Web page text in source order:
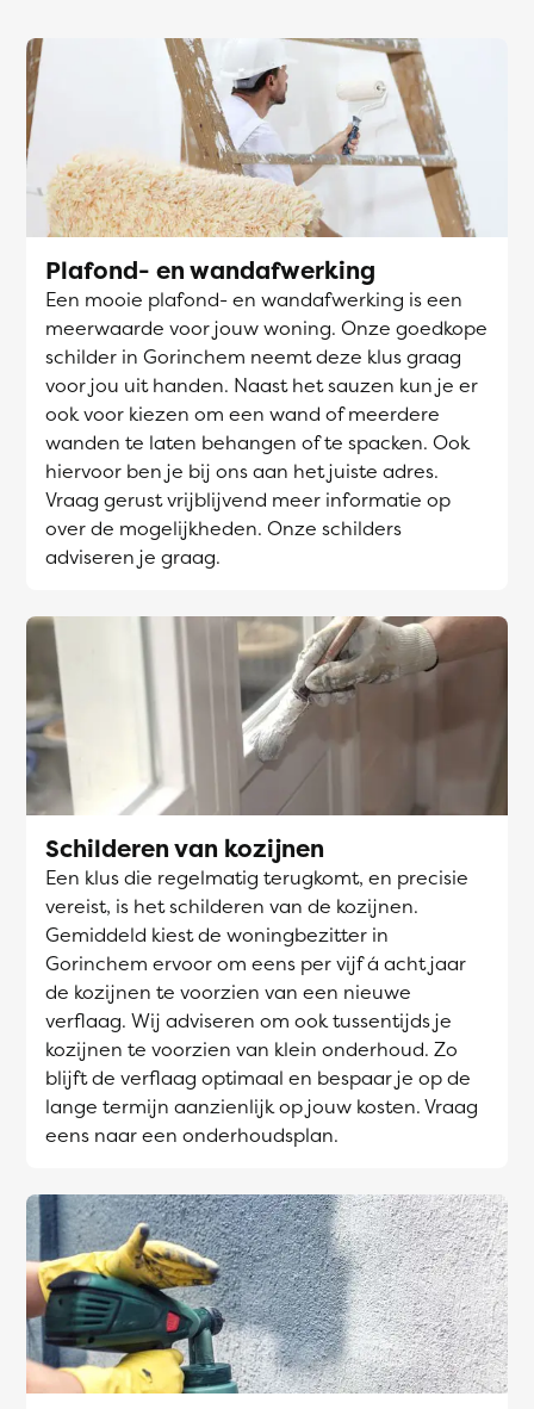
Plafond- en wandafwerking
Een mooie plafond- en wandafwerking is een
meerwaarde voor jouw woning. Onze goedkope
schilder in Gorinchem neemt deze klus graag
voor jou uit handen. Naast het sauzen kun je er
ook voor kiezen om een wand of meerdere
wanden te laten behangen of te spacken. Ook
hiervoor ben je bij ons aan het juiste adres.
Vraag gerust vrijblijvend meer informatie op
over de mogelijkheden. Onze schilders
adviseren je graag.
Schilderen van kozijnen
Een klus die regelmatig terugkomt, en precisie
vereist, is het schilderen van de kozijnen.
Gemiddeld kiest de woningbezitter in
Gorinchem ervoor om eens per vijf á acht jaar
de kozijnen te voorzien van een nieuwe
verflaag. Wij adviseren om ook tussentijds je
kozijnen te voorzien van klein onderhoud. Zo
blijft de verflaag optimaal en bespaar je op de
lange termijn aanzienlijk op jouw kosten. Vraag
eens naar een onderhoudsplan.